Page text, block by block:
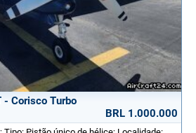
- Corisco Turbo
BRL 1.000.000